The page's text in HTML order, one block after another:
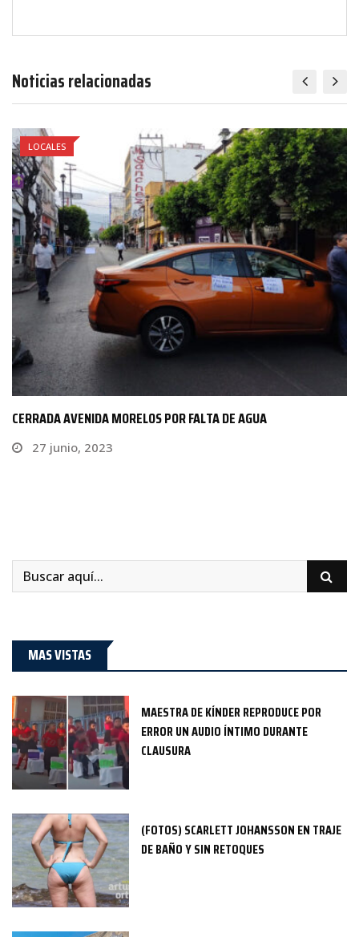
Noticias relacionadas
LOCALES
CERRADA AVENIDA MORELOS POR FALTA DE AGUA
27 junio, 2023
MAS VISTAS
MAESTRA DE KÍNDER REPRODUCE POR
ERROR UN AUDIO ÍNTIMO DURANTE
CLAUSURA
(FOTOS) SCARLETT JOHANSSON EN TRAJE
DE BAÑO Y SIN RETOQUES